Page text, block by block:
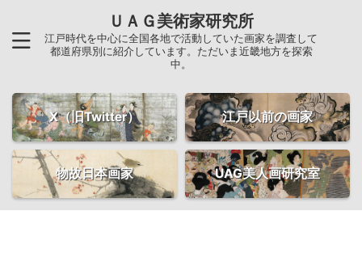
ＵＡＧ美術家研究所
江戸時代を中心に全国各地で活動していた画家を調査して
都道府県別に紹介しています。ただいま近畿地方を探索
中。
X（旧Twitter） 江戸以前の画家
物故日本画家 UAG美人画研究室